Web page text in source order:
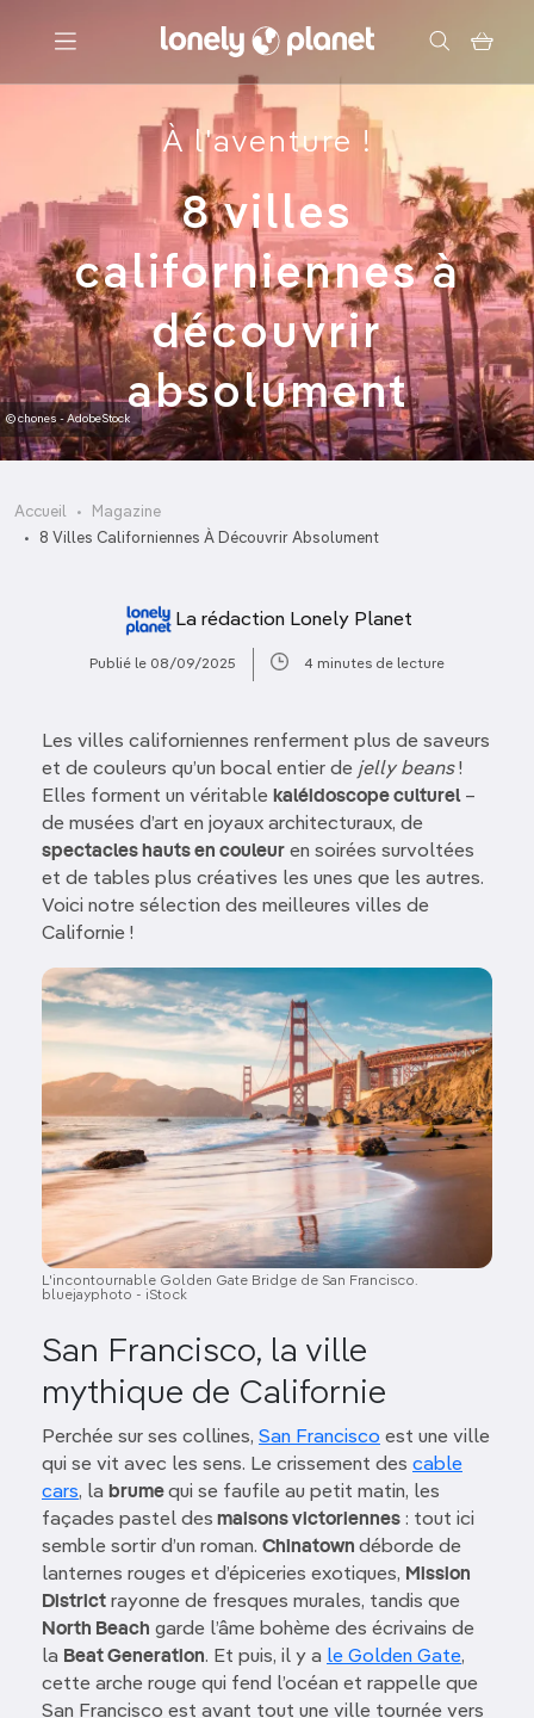
Menu
Votre recherche
À l'aventure !
8 villes
californiennes à
découvrir
absolument
© chones - AdobeStock
Accueil
Magazine
8 Villes Californiennes À Découvrir Absolument
La rédaction Lonely Planet
Publié le 08/09/2025 4 minutes de lecture
Les villes californiennes renferment plus de saveurs
et de couleurs qu’un bocal entier de jelly beans!
Elles forment un véritable kaléidoscope culturel–
de musées d’art en joyaux architecturaux, de
spectacles hauts en couleur en soirées survoltées
et de tables plus créatives les unes que les autres.
Voici notre sélection des meilleures villes de
Californie !
Image
L'incontournable Golden Gate Bridge de San Francisco.
bluejayphoto - iStock
San Francisco, la ville
mythique de Californie
Perchée sur ses collines, San Francisco est une ville
qui se vit avec les sens. Le crissement des cable
cars, la brumequi se faufile au petit matin, les
façades pastel des maisons victoriennes : tout ici
semble sortir d’un roman. Chinatown déborde de
lanternes rouges et d’épiceries exotiques, Mission
District rayonne de fresques murales, tandis que
North Beach garde l’âme bohème des écrivains de
la Beat Generation. Et puis, il y a le Golden Gate,
cette arche rouge qui fend l’océan et rappelle que
San Francisco est avant tout une ville tournée vers